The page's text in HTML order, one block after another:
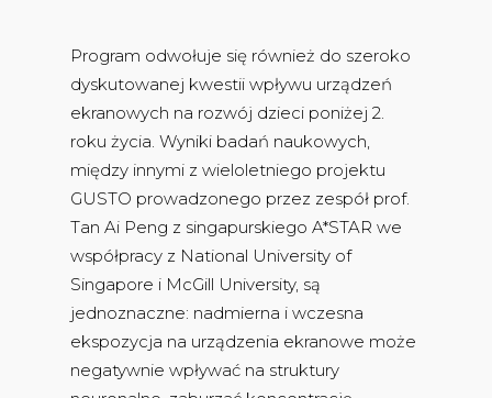
Program odwołuje się również do szeroko
dyskutowanej kwestii wpływu urządzeń
ekranowych na rozwój dzieci poniżej 2.
roku życia. Wyniki badań naukowych,
między innymi z wieloletniego projektu
GUSTO prowadzonego przez zespół prof.
Tan Ai Peng z singapurskiego A*STAR we
współpracy z National University of
Singapore i McGill University, są
jednoznaczne: nadmierna i wczesna
ekspozycja na urządzenia ekranowe może
negatywnie wpływać na struktury